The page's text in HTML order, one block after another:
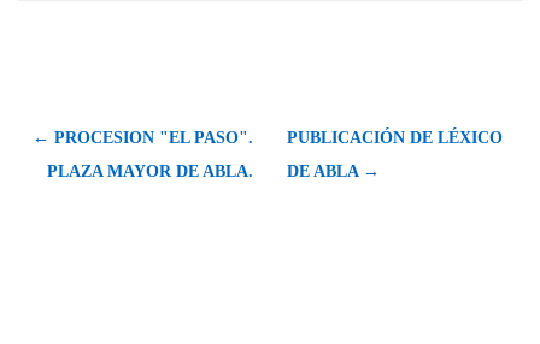
← PROCESION "EL PASO".
PLAZA MAYOR DE ABLA.
PUBLICACIÓN DE LÉXICO
DE ABLA →